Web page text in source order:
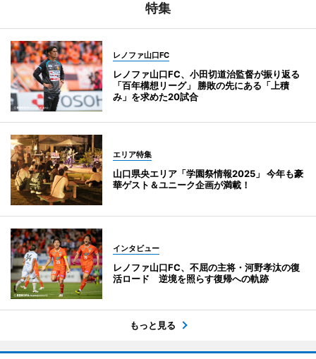
特集
レノファ山口FC
レノファ山口FC、小田切道治監督が振り返る
「百年構想リーグ」 勝敗の先にある「上積
み」を求めた20試合
エリア特集
山口県央エリア「学園祭情報2025」 今年も豪
華ゲスト＆ユニーク企画が満載！
インタビュー
レノファ山口FC、不屈の主将・河野孝汰の復
活ロード 逆境を照らす復帰への軌跡
もっと見る